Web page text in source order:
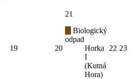
19 20
21
Biologický
odpad
Horka
I
(Kutná
Hora)
22 23